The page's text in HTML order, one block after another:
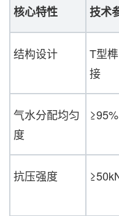
核心特性 技术
结构设计
T型
接
气水分配均匀
度
≥95%
抗压强度